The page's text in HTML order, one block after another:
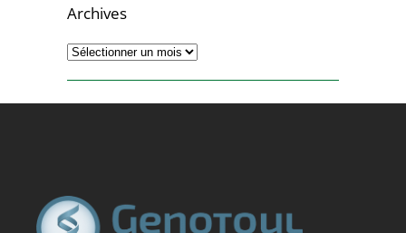
Archives
Archives